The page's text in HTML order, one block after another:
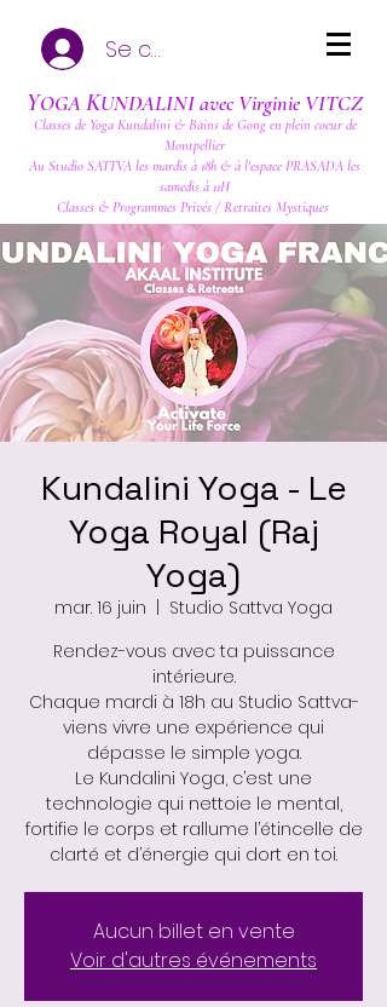
Se connecter
YOGA KUNDALINI avec Virginie VITCZ
Classes de Yoga Kundalini & Bains de Gong en plein coeur de
Montpellier
Au Studio SATTVA les mardis à 18h & à l'espace PRASADA les
samedis à 11H
Classes & Programmes Privés / Retraites Mystiques
Kundalini Yoga - Le
Yoga Royal (Raj
Yoga)
mar. 16 juin
Studio Sattva Yoga
Rendez-vous avec ta puissance
intérieure.
Chaque mardi à 18h au Studio Sattva-
viens vivre une expérience qui
dépasse le simple yoga.
Le Kundalini Yoga, c’est une
technologie qui nettoie le mental,
fortifie le corps et rallume l’étincelle de
clarté et d’énergie qui dort en toi.
Aucun billet en vente
Voir d'autres événements